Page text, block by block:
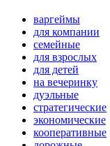
варгеймы
для компании
семейные
для взрослых
для детей
на вечеринку
дуэльные
стратегические
экономические
кооперативные